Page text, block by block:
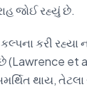
જોઈ રહ્યું છે.
કરી
(Lawrence et
થાય, તેટલા